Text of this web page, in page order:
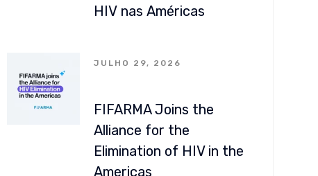
HIV nas Américas
JULHO 29, 2026
FIFARMA Joins the
Alliance for the
Elimination of HIV in the
Americas